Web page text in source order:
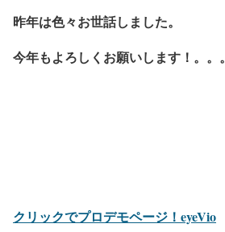
昨年は色々お世話しました。
今年もよろしくお願いします！。。。
クリックでプロデモページ！eyeVio